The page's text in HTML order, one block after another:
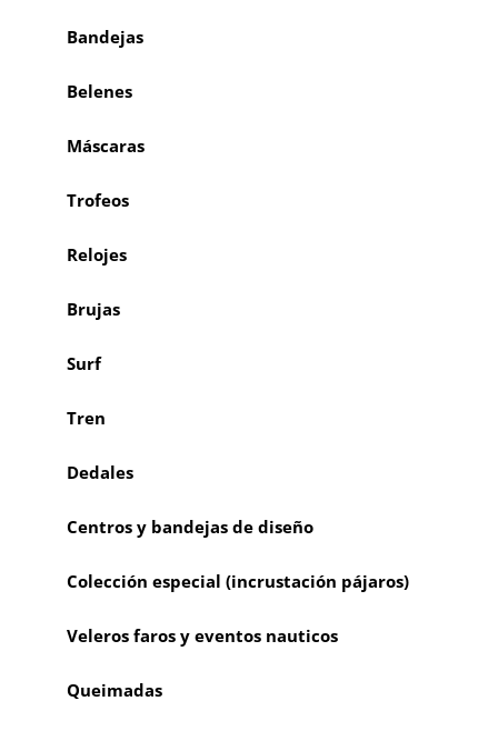
Bandejas
Belenes
Máscaras
Trofeos
Relojes
Brujas
Surf
Tren
Dedales
Centros y bandejas de diseño
Colección especial (incrustación pájaros)
Veleros faros y eventos nauticos
Queimadas